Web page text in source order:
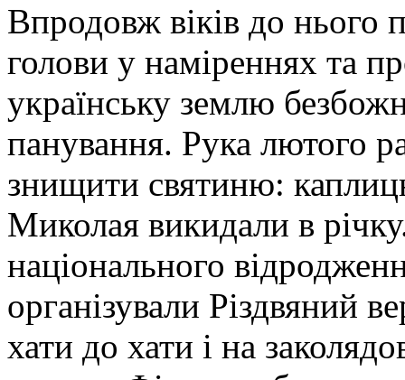
Впродовж віків до нього
голови у наміреннях та
українську землю
панування. Рука лютого
знищити святиню:
Миколая викидали в
національного
організували Різдвяний
хати до хати і на